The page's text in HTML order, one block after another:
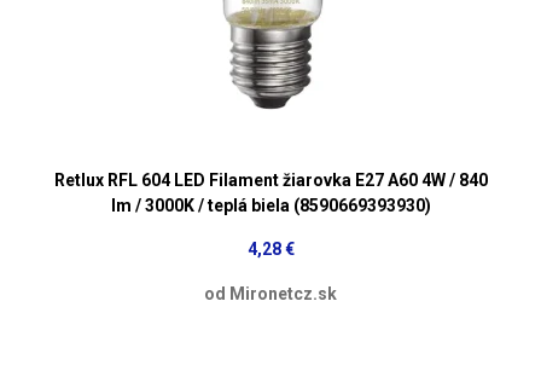
Retlux RFL 604 LED Filament žiarovka E27 A60 4W / 840
lm / 3000K / teplá biela (8590669393930)
4,28 €
od Mironetcz.sk